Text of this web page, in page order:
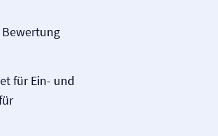
für Ein- und